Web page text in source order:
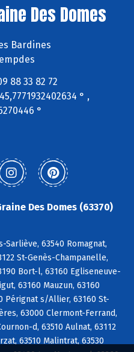
Des Domes
Bardines
88 33 82 72
45,7771932402634 ° ,
°
Des Domes (63370)
Sarliève, 63540 Romagnat,
St-Genès-Champanelle,
Bort-l, 63160 Egliseneuve-
63160 Mauzun, 63160
Pérignat s/Allier, 63160 St-
63000 Clermont-Ferrand,
d, 63510 Aulnat, 63112
63510 Malintrat, 63530